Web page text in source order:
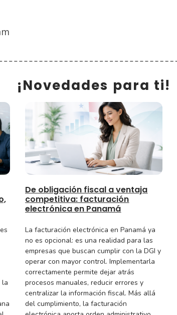
¡Novedades para ti!
la
De obligación fiscal a ventaja
competitiva: facturación
electrónica en Panamá
La facturación electrónica en Panamá ya
no es opcional: es una realidad para las
empresas que buscan cumplir con la DGI y
operar con mayor control. Implementarla
correctamente permite dejar atrás
procesos manuales, reducir errores y
centralizar la información fiscal. Más allá
del cumplimiento, la facturación